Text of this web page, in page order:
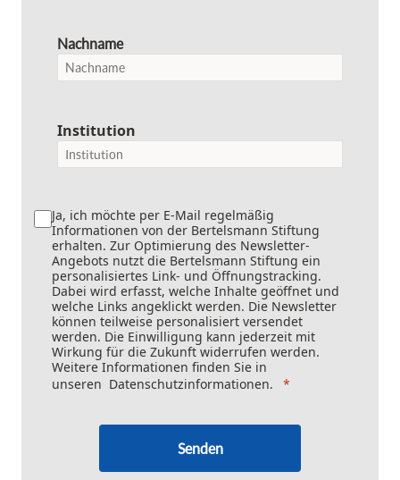
Nachname
Institution
Ja, ich möchte per E-Mail regelmäßig
Informationen von der Bertelsmann Stiftung
erhalten. Zur Optimierung des Newsletter-
Angebots nutzt die Bertelsmann Stiftung ein
personalisiertes Link- und Öffnungstracking.
Dabei wird erfasst, welche Inhalte geöffnet und
welche Links angeklickt werden. Die Newsletter
können teilweise personalisiert versendet
werden. Die Einwilligung kann jederzeit mit
Wirkung für die Zukunft widerrufen werden.
Weitere Informationen finden Sie in
unseren Datenschutzinformationen.
Senden